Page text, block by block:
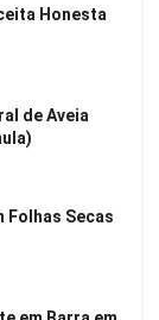
Honesta
de Aveia
Folhas Secas